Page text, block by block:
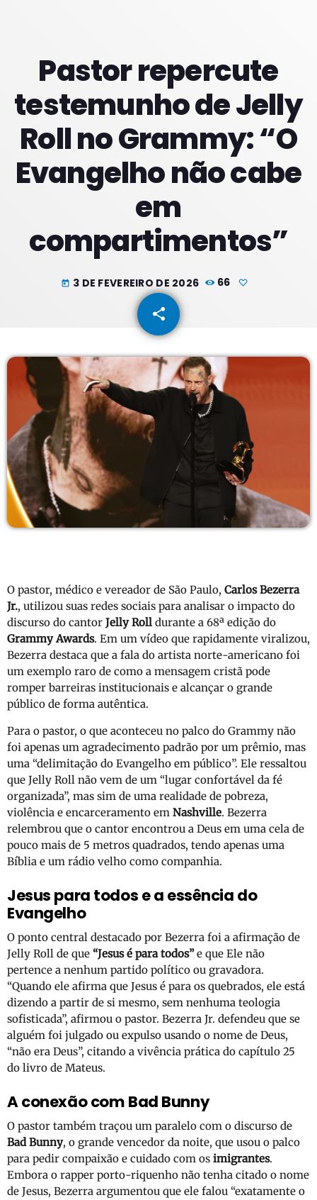
Pastor repercute
testemunho de Jelly
Roll no Grammy: “O
Evangelho não cabe
em
compartimentos”
today 3 DE FEVEREIRO DE 2026 66
share
email
O pastor, médico e vereador de São Paulo, Carlos Bezerra
Jr., utilizou suas redes sociais para analisar o impacto do
discurso do cantor Jelly Roll durante a 68ª edição do
Grammy Awards. Em um vídeo que rapidamente viralizou,
Bezerra destaca que a fala do artista norte-americano foi
um exemplo raro de como a mensagem cristã pode
romper barreiras institucionais e alcançar o grande
público de forma autêntica.
Para o pastor, o que aconteceu no palco do Grammy não
foi apenas um agradecimento padrão por um prêmio, mas
uma “delimitação do Evangelho em público”. Ele ressaltou
que Jelly Roll não vem de um “lugar confortável da fé
organizada”, mas sim de uma realidade de pobreza,
violência e encarceramento em Nashville. Bezerra
relembrou que o cantor encontrou a Deus em uma cela de
pouco mais de 5 metros quadrados, tendo apenas uma
Bíblia e um rádio velho como companhia.
Jesus para todos e a essência do
Evangelho
O ponto central destacado por Bezerra foi a afirmação de
Jelly Roll de que “Jesus é para todos”e que Ele não
pertence a nenhum partido político ou gravadora.
“Quando ele afirma que Jesus é para os quebrados, ele está
dizendo a partir de si mesmo, sem nenhuma teologia
sofisticada”, afirmou o pastor. Bezerra Jr. defendeu que se
alguém foi julgado ou expulso usando o nome de Deus,
“não era Deus”, citando a vivência prática do capítulo 25
do livro de Mateus.
A conexão com Bad Bunny
O pastor também traçou um paralelo com o discurso de
Bad Bunny, o grande vencedor da noite, que usou o palco
para pedir compaixão e cuidado com os imigrantes.
Embora o rapper porto-riquenho não tenha citado o nome
de Jesus, Bezerra argumentou que ele falou “exatamente o